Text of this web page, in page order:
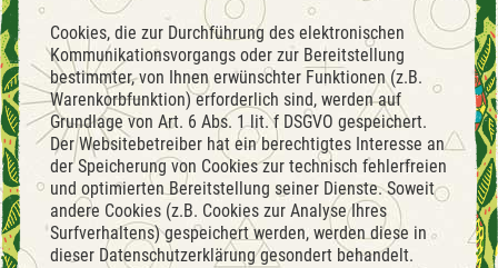
Cookies, die zur Durchführung des elektronischen
Kommunikationsvorgangs oder zur Bereitstellung
bestimmter, von Ihnen erwünschter Funktionen (z.B.
Warenkorbfunktion) erforderlich sind, werden auf
Grundlage von Art. 6 Abs. 1 lit. f DSGVO gespeichert.
Der Websitebetreiber hat ein berechtigtes Interesse an
der Speicherung von Cookies zur technisch fehlerfreien
und optimierten Bereitstellung seiner Dienste. Soweit
andere Cookies (z.B. Cookies zur Analyse Ihres
Surfverhaltens) gespeichert werden, werden diese in
dieser Datenschutzerklärung gesondert behandelt.